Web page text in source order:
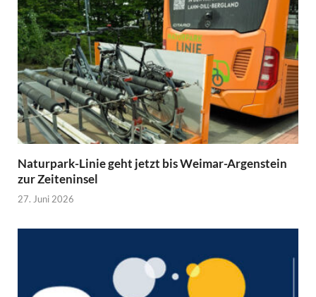
Naturpark-Linie geht jetzt bis Weimar-Argenstein
zur Zeiteninsel
27. Juni 2026